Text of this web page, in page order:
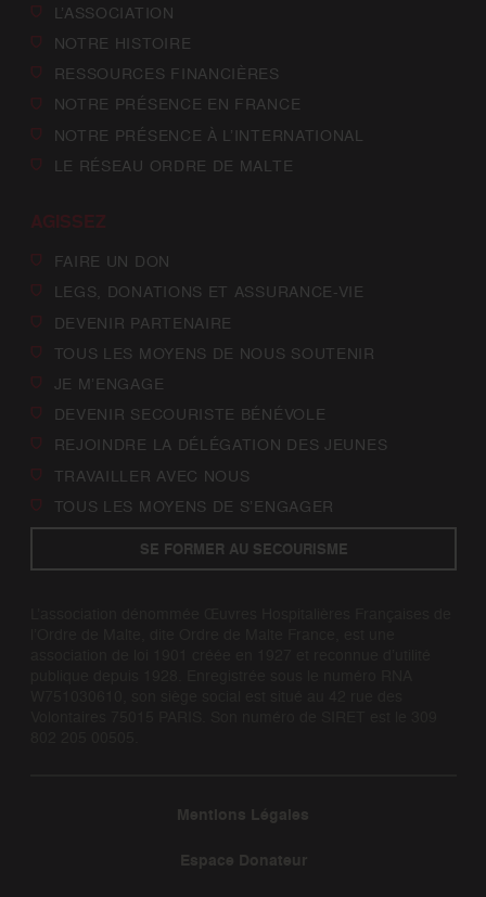
L’ASSOCIATION
NOTRE HISTOIRE
RESSOURCES FINANCIÈRES
NOTRE PRÉSENCE EN FRANCE
NOTRE PRÉSENCE À L’INTERNATIONAL
LE RÉSEAU ORDRE DE MALTE
AGISSEZ
FAIRE UN DON
LEGS, DONATIONS ET ASSURANCE-VIE
DEVENIR PARTENAIRE
TOUS LES MOYENS DE NOUS SOUTENIR
JE M’ENGAGE
DEVENIR SECOURISTE BÉNÉVOLE
REJOINDRE LA DÉLÉGATION DES JEUNES
TRAVAILLER AVEC NOUS
TOUS LES MOYENS DE S’ENGAGER
SE FORMER AU SECOURISME
Mentions Légales
Espace Donateur